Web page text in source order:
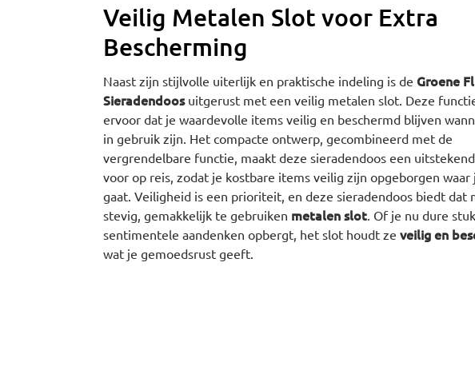
Veilig Metalen Slot voor Extra
Bescherming
Naast zijn stijlvolle uiterlijk en praktische indeling is de Groene
Sieradendoosuitgerust met een veilig metalen slot. Deze
ervoor dat je waardevolle items veilig en beschermd blijven
in gebruik zijn. Het compacte ontwerp, gecombineerd met de
vergrendelbare functie, maakt deze sieradendoos een
voor op reis, zodat je kostbare items veilig zijn opgeborgen waar
gaat. Veiligheid is een prioriteit, en deze sieradendoos biedt dat
stevig, gemakkelijk te gebruiken metalen slot. Of je nu dure
sentimentele aandenken opbergt, het slot houdt ze veilig en
wat je gemoedsrust geeft.